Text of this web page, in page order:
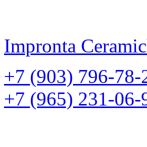
Impronta
+7 (903) 796-78-
+7 (965) 231-06-